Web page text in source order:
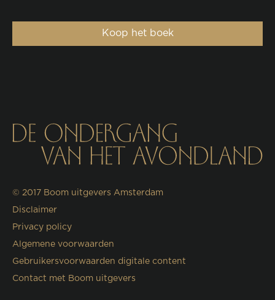
Koop het boek
© 2017 Boom uitgevers Amsterdam
Disclaimer
Privacy policy
Algemene voorwaarden
Gebruikersvoorwaarden digitale content
Contact met Boom uitgevers